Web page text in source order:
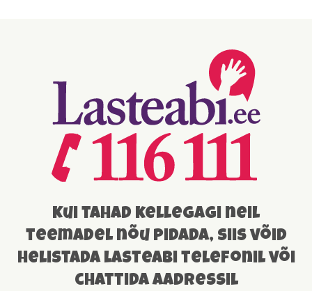
Kui tahad kellegagi neil
teemadel nõu pidada, siis võid
helistada lasteabi telefonil või
chattida aadressil